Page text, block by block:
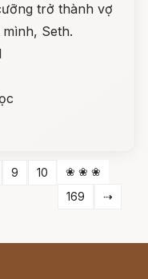
trở thành vợ
Seth.
9 10
❀ ❀ ❀
169
⇢